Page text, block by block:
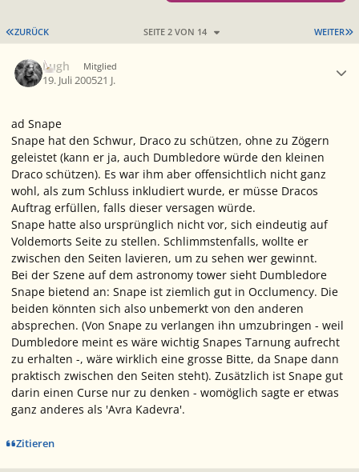
ERSTE SEITE
ZURÜCK WEITER
SEITE 2 VON 14
Lugh Mitglied
19. Juli 200521 J.
ad Snape
Snape hat den Schwur, Draco zu schützen, ohne zu Zögern
geleistet (kann er ja, auch Dumbledore würde den kleinen
Draco schützen). Es war ihm aber offensichtlich nicht ganz
wohl, als zum Schluss inkludiert wurde, er müsse Dracos
Auftrag erfüllen, falls dieser versagen würde.
Snape hatte also ursprünglich nicht vor, sich eindeutig auf
Voldemorts Seite zu stellen. Schlimmstenfalls, wollte er
zwischen den Seiten lavieren, um zu sehen wer gewinnt.
Bei der Szene auf dem astronomy tower sieht Dumbledore
Snape bietend an: Snape ist ziemlich gut in Occlumency. Die
beiden könnten sich also unbemerkt von den anderen
absprechen. (Von Snape zu verlangen ihn umzubringen - weil
Dumbledore meint es wäre wichtig Snapes Tarnung aufrecht
zu erhalten -, wäre wirklich eine grosse Bitte, da Snape dann
praktisch zwischen den Seiten steht). Zusätzlich ist Snape gut
darin einen Curse nur zu denken - womöglich sagte er etwas
ganz anderes als 'Avra Kadevra'.
Zitieren